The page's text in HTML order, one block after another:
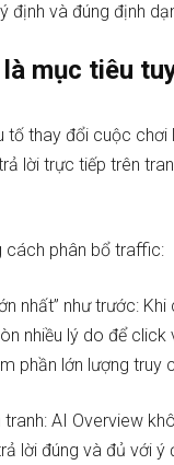
định và đúng định
là mục tiêu
tố thay đổi cuộc
lời trực tiếp trên
cách phân bổ traffic:
nhất” như trước:
nhiều lý do để
phần lớn lượng truy
AI Overview
lời đúng và đủ với